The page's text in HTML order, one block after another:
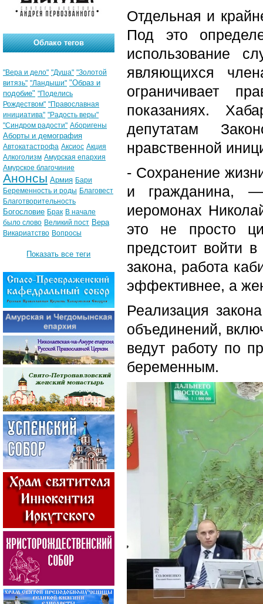
Отдельная и
Под это
использование
являющихся
ограничивает
показаниях.
депутатам
нравственной
- Сохранение
и гражданина, —
иеромонах
это не просто
предстоит войти
закона, работа
эффективнее, а
Реализация
объединений,
ведут работу по
беременным.
Облако тегов
"Вера и дело" "Душа" "Золотой
витязь" "Ландыши" "Образ и
подобие" "Поделись
Рождеством" "Православная
инициатива" "Радость веры"
"Синдром радости" Аборигены
Аборты и демография
Автокатастрофа Аксиос Акция
Алкоголизм Амурская епархия
Амурское благочиние
Анонсы Армия Бари
Беременность и роды Благовест
Благотворительность
Богословие Брак В начале
было слово Великий пост Вера
Викариатство Вопросы
Показать все теги